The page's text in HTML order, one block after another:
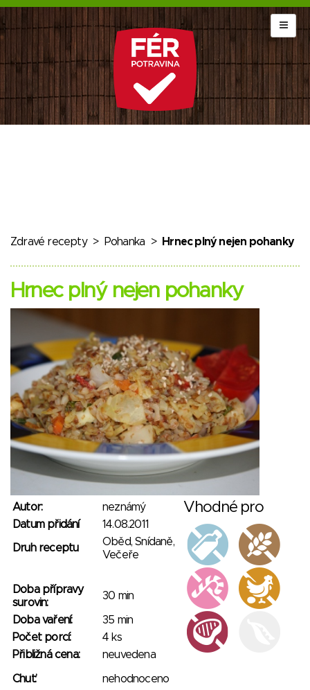
Zdravé recepty> Pohanka > Hrnec plný nejen pohanky
Hrnec plný nejen pohanky
Autor:
neznámý
Datum přidání
14.08.2011
Druh receptu
Oběd, Snídaně,
Večeře
Doba přípravy
surovin:
30 min
Doba vaření:
35 min
Počet porcí:
4 ks
Přibližná cena:
neuvedena
Chuť:
nehodnoceno
Vhodné pro